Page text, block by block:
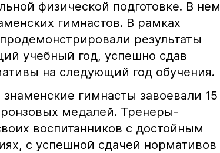
физической подготовке. В нем
гимнастов. В рамках
результаты
учебный год, успешно сдав
на следующий год обучения.
гимнасты завоевали 15
медалей. Тренеры-
воспитанников с достойным
с успешной сдачей нормативов